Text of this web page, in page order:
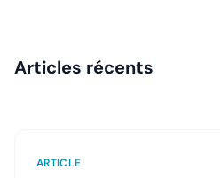
Articles récents
ARTICLE